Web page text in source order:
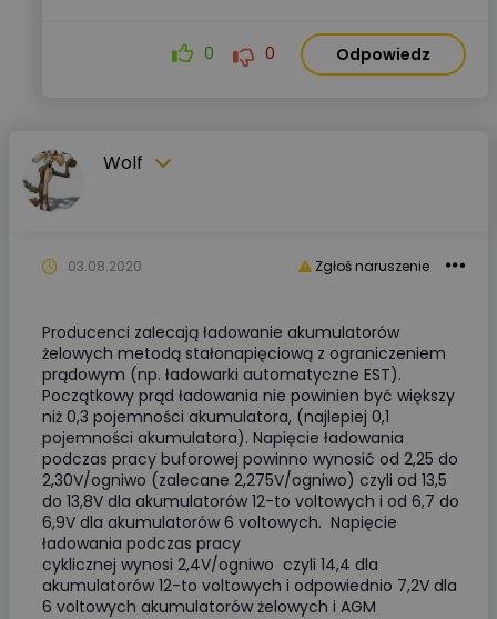
0 0 Odpowiedz
Wolf
Zgłoś naruszenie
03.08.2020
Producenci zalecają ładowanie akumulatorów
żelowych metodą stałonapięciową z ograniczeniem
prądowym (np. ładowarki automatyczne EST).
Początkowy prąd ładowania nie powinien być większy
niż 0,3 pojemności akumulatora, (najlepiej 0,1
pojemności akumulatora). Napięcie ładowania
podczas pracy buforowej powinno wynosić od 2,25 do
2,30V/ogniwo (zalecane 2,275V/ogniwo) czyli od 13,5
do 13,8V dla akumulatorów 12-to voltowych i od 6,7 do
6,9V dla akumulatorów 6 voltowych. Napięcie
ładowania podczas pracy
cyklicznej wynosi 2,4V/ogniwo czyli 14,4 dla
akumulatorów 12-to voltowych i odpowiednio 7,2V dla
6 voltowych akumulatorów żelowych i AGM